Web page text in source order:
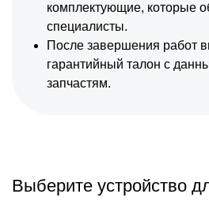
комплектующие, которые
специалисты.
После завершения работ
гарантийный талон с
запчастям.
Выберите устройство